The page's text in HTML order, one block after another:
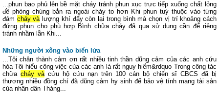
...phun bao phủ lên bề mặt cháy tránh phun xục trực tiếp xuống chất lỏng
đề phòng chúng bắn ra ngoài cháy to hơn Khi phun tuỳ thuộc vào từng
đám cháy vàlượng khí đẩy còn lại trong bình mà chọn vị trí khoảng cách
đứng phun cho phù hợp Bình chữa cháy đã qua sử dụng cần để riêng
tránh nhầm lẫn Khi...
Những người xông vào biển lửa
...Tôi chân thành cảm ơn rất nhiều tinh thần dũng cảm của các anh cứu
hỏa Tôi hiểu công việc của các anh là rất nguy hiểm&rdquo Trong công tác
chữa cháy vàcứu hộ cứu nạn trên 100 cán bộ chiến sĩ CBCS đã bị
thương nhiều đồng chí đã dũng cảm hy sinh để bảo vệ tính mạng tài sản
của nhân dân Tháng...